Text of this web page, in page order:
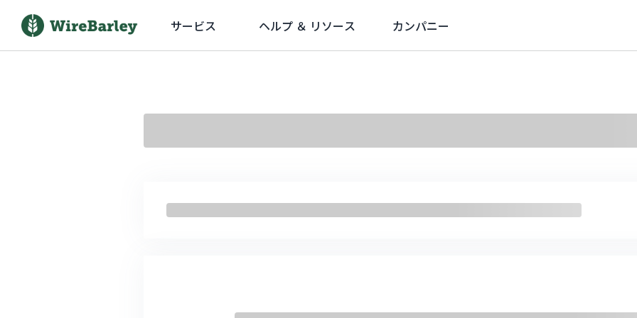
サービス ヘルプ ＆ リソース カンパニー